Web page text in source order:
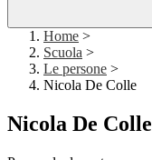
Home >
Scuola >
Le persone >
Nicola De Colle
Nicola De Colle